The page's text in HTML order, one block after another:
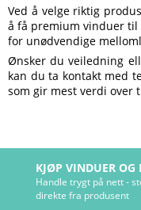
Ved å velge riktig
å få premium vinduer
for unødvendige
Ønsker du veiledning
kan du ta kontakt med
som gir mest verdi over
KJØP VINDUER OG
Handle trygt på nett -
direkte fra produsent